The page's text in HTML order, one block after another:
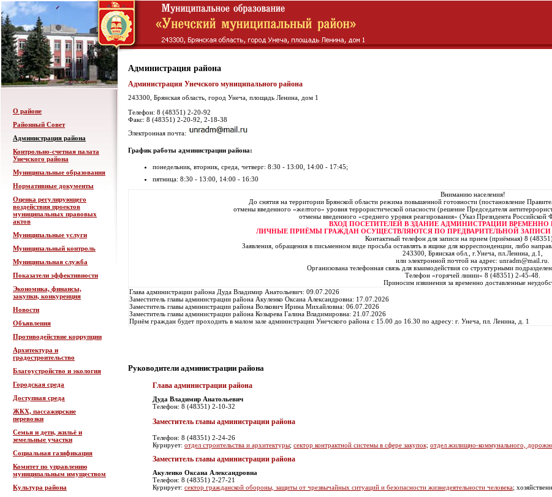
О районе
Районный Совет
Администрация района
Контрольно-счетная палата
Унечского района
Муниципальные образования
Нормативные документы
Оценка регулирующего
воздействия проектов
муниципальных правовых
актов
Муниципальные услуги
Муниципальный контроль
Муниципальная служба
Показатели эффективности
Экономика, финансы,
закупки, конкуренция
Новости
Объявления
Противодействие коррупции
Архитектура и
градостроительство
Благоустройство и экология
Городская среда
Доступная среда
ЖКХ, пассажирские
перевозки
Семья и дети, жильё и
земельные участки
Социальная газификация
Комитет по управлению
муниципальным имуществом
Культура района
Администрация района
Администрация Унечского муниципального района
243300, Брянская область, город Унеча, площадь Ленина, дом 1
Телефон: 8 (48351) 2-20-92
Факс: 8 (48351) 2-20-92, 2-18-38
Электронная почта:
График работы администрации района:
понедельник, вторник, среда, четверг: 8:30 - 13:00, 14:00 - 17:45;
пятница: 8:30 - 13:00, 14:00 - 16:30
Вниманию населения!
До снятия на территории Брянской области режима повышенной готовности (постановление
отмены введенного «желтого» уровня террористической опасности (решение Председателя
отмены введенного «среднего уровня реагирования» (Указ Президента
ВХОД ПОСЕТИТЕЛЕЙ В ЗДАНИЕ АДМИНИСТРАЦИИ ВРЕМЕННО
ЛИЧНЫЕ ПРИЁМЫ ГРАЖДАН ОСУЩЕСТВЛЯЮТСЯ ПО ПРЕДВАРИТЕЛЬНОЙ
Контактный телефон для записи на прием (приёмная) 8
Заявления, обращения в письменном виде просьба оставлять в ящике для корреспонденции, либо
243300, Брянская обл., г.Унеча, пл.Ленина, д.1,
или электронной почтой на адрес: unradm@mail.ru.
Организована телефонная связь для взаимодействия со структурными
Телефон «горячей линии» 8 (48351) 2-45-48.
Приносим извинения за временно доставленные
Глава администрации района Дуда Владимир Анатольевич: 09.07.2026
Заместитель главы администрации района Акуленко Оксана Александровна: 17.07.2026
Заместитель главы администрации района Волкович Ирина Михайловна: 06.07.2026
Заместитель главы администрации района Козырева Галина Владимировна: 21.07.2026
Приём граждан будет проходить в малом зале администрации Унечского района с 15.00 до 16.30 по адресу: г. Унеча, пл. Ленина, д. 1
Руководители администрации района
Глава администрации района
Дуда Владимир Анатольевич
Телефон: 8 (48351) 2-10-32
Заместитель главы администрации района
Телефон: 8 (48351) 2-24-26
Курирует: отдел строительства и архитектуры; сектор контрактной системы в сфере закупок; отдел жилищно-коммунального,
Заместитель главы администрации района
Акуленко Оксана Александровна
Телефон: 8 (48351) 2-27-21
Курирует: сектор гражданской обороны, защиты от чрезвычайных ситуаций и безопасности жизнедеятельности человека;